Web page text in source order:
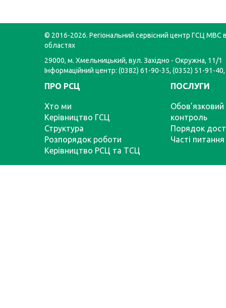
© 2016-2026. Регіональний сервісний центр ГСЦ МВС
областях
29000, м. Хмельницький, вул. Західно - Окружна, 11/1
Інформаційний центр: (0382) 61-90-35, (0352) 51-91-
ПРО РСЦ
Хто ми
Керівництво ГСЦ
Структура
Розпорядок роботи
Керівництво РСЦ та ТСЦ
ПОСЛУГИ
Обов’язковий
контроль
Порядок
Часті питання